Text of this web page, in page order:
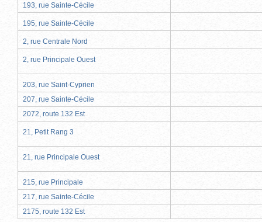
193, rue Sainte-Cécile
195, rue Sainte-Cécile
2, rue Centrale Nord
2, rue Principale Ouest
203, rue Saint-Cyprien
207, rue Sainte-Cécile
2072, route 132 Est
21, Petit Rang 3
21, rue Principale Ouest
215, rue Principale
217, rue Sainte-Cécile
2175, route 132 Est